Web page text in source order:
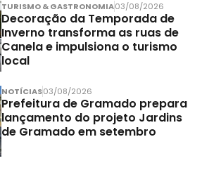
TURISMO & GASTRONOMIA03/08/2026
Decoração da Temporada de
Inverno transforma as ruas de
Canela e impulsiona o turismo
local
NOTÍCIAS03/08/2026
Prefeitura de Gramado prepara
lançamento do projeto Jardins
de Gramado em setembro